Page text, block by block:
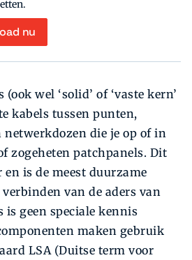
nu
(ook wel ‘solid’ of ‘vaste kern’
kabels tussen punten,
netwerkdozen die je op of in
zogeheten patchpanels. Dit
is de meest duurzame
van de aders van
is geen speciale kennis
maken gebruik
LSA (Duitse term voor